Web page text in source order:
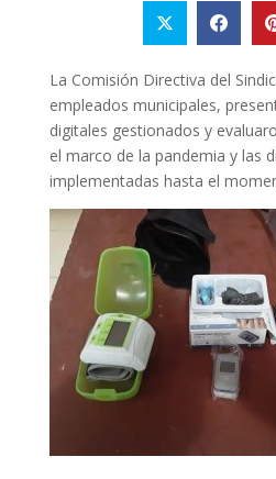
La Comisión Directiva del
empleados municipales,
digitales gestionados y
el marco de la pandemia y las
implementadas hasta el